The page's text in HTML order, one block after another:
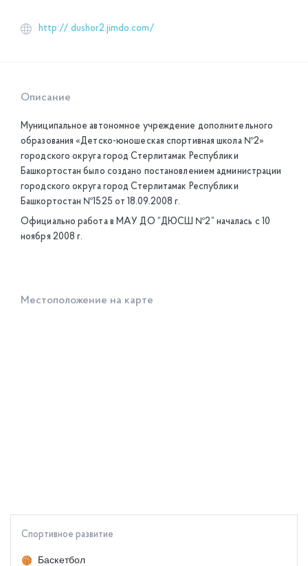
http:// dushor2.jimdo.com/
Описание
Муниципальное автономное учреждение дополнительного
образования «Детско-юношеская спортивная школа №2»
городского округа город Стерлитамак Республики
Башкортостан было создано постановлением администрации
городского округа город Стерлитамак Республики
Башкортостан №1525 от 18.09.2008 г.
Официально работа в МAУ ДО “ДЮСШ №2” началась с 10
ноября 2008 г.
Местоположение на карте
Спортивное развитие
Баскетбол